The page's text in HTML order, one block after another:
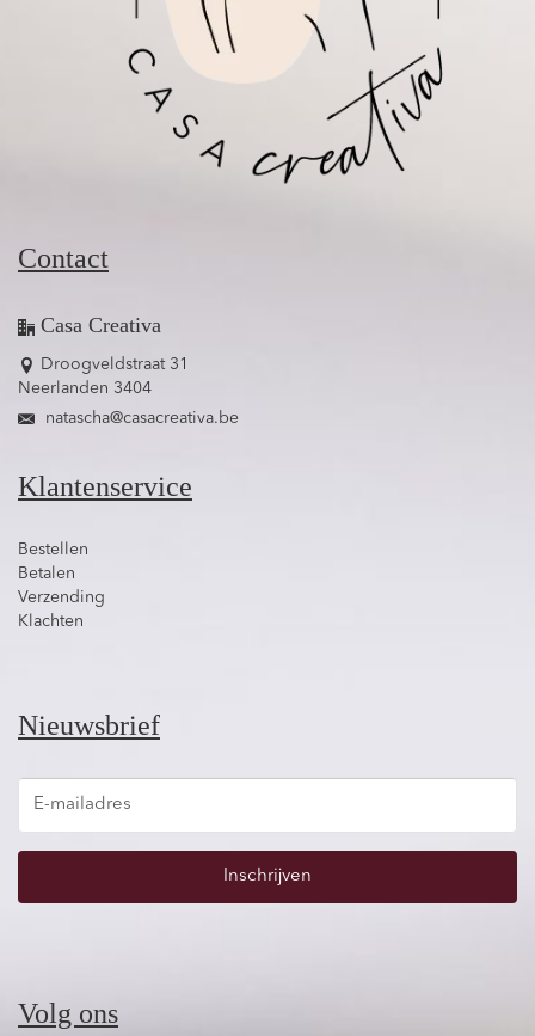
Contact
Casa Creativa
Droogveldstraat 31
Neerlanden 3404
natascha@casacreativa.be
Klantenservice
Bestellen
Betalen
Verzending
Klachten
Nieuwsbrief
Inschrijven
Volg ons